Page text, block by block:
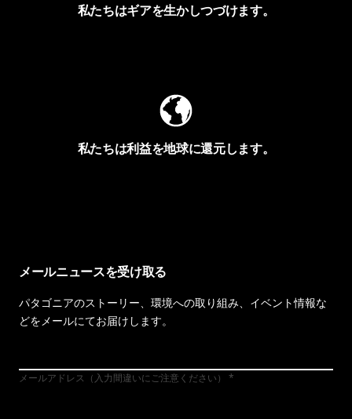
私たちはギアを生かしつづけます。
私たちは利益を地球に還元します。
メールニュースを受け取る
パタゴニアのストーリー、環境への取り組み、イベント情報な
どをメールにてお届けします。
メールアドレス（入力間違いにご注意ください）